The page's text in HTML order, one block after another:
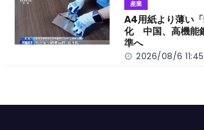
産業
A4用紙より薄い
化 中国、高機能
準へ
2026/08/6 11:45